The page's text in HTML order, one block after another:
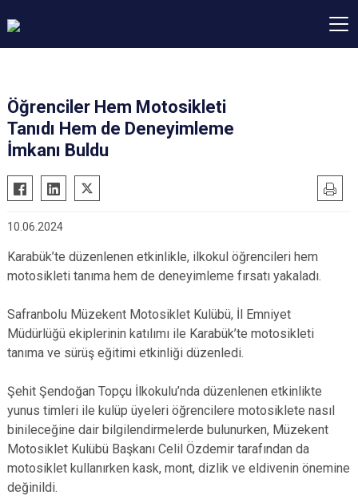
Öğrenciler Hem Motosikleti
Tanıdı Hem de Deneyimleme
İmkanı Buldu
10.06.2024
Karabük’te düzenlenen etkinlikle, ilkokul öğrencileri hem
motosikleti tanıma hem de deneyimleme fırsatı yakaladı.
Safranbolu Müzekent Motosiklet Kulübü, İl Emniyet
Müdürlüğü ekiplerinin katılımı ile Karabük’te motosikleti
tanıma ve sürüş eğitimi etkinliği düzenledi.
Şehit Şendoğan Topçu İlkokulu’nda düzenlenen etkinlikte
yunus timleri ile kulüp üyeleri öğrencilere motosiklete nasıl
binileceğine dair bilgilendirmelerde bulunurken, Müzekent
Motosiklet Kulübü Başkanı Celil Özdemir tarafından da
motosiklet kullanırken kask, mont, dizlik ve eldivenin önemine
değinildi.